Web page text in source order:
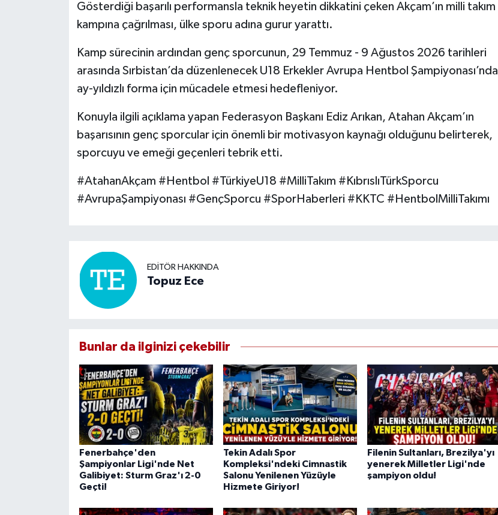
Gösterdiği başarılı performansla teknik heyetin dikkatini çeken Akçam’ın milli takım
kampına çağrılması, ülke sporu adına gurur yarattı.
Kamp sürecinin ardından genç sporcunun, 29 Temmuz - 9 Ağustos 2026 tarihleri
arasında Sırbistan’da düzenlenecek U18 Erkekler Avrupa Hentbol Şampiyonası’nda
ay-yıldızlı forma için mücadele etmesi hedefleniyor.
Konuyla ilgili açıklama yapan Federasyon Başkanı Ediz Arıkan, Atahan Akçam’ın
başarısının genç sporcular için önemli bir motivasyon kaynağı olduğunu belirterek,
sporcuyu ve emeği geçenleri tebrik etti.
#AtahanAkçam #Hentbol #TürkiyeU18 #MilliTakım #KıbrıslıTürkSporcu
#AvrupaŞampiyonası #GençSporcu #SporHaberleri #KKTC #HentbolMilliTakımı
EDITÖR HAKKINDA
Topuz Ece
Bunlar da ilginizi çekebilir
Fenerbahçe'den
Şampiyonlar Ligi'nde Net
Galibiyet: Sturm Graz'ı 2-0
Geçti!
Tekin Adalı Spor
Kompleksi'ndeki Cimnastik
Salonu Yenilenen Yüzüyle
Hizmete Giriyor!
Filenin Sultanları, Brezilya'yı
yenerek Milletler Ligi'nde
şampiyon oldu!